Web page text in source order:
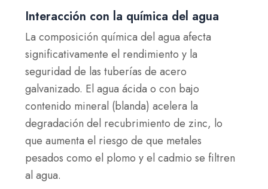
Interacción con la química del agua
La composición química del agua afecta
significativamente el rendimiento y la
seguridad de las tuberías de acero
galvanizado. El agua ácida o con bajo
contenido mineral (blanda) acelera la
degradación del recubrimiento de zinc, lo
que aumenta el riesgo de que metales
pesados como el plomo y el cadmio se filtren
al agua.